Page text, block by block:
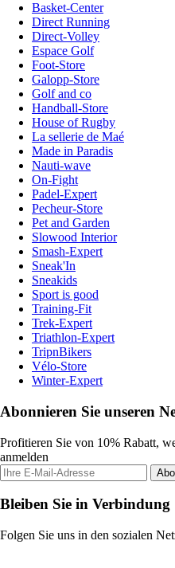
Basket-Center
Direct Running
Direct-Volley
Espace Golf
Foot-Store
Galopp-Store
Golf and co
Handball-Store
House of Rugby
La sellerie de Maé
Made in Paradis
Nauti-wave
On-Fight
Padel-Expert
Pecheur-Store
Pet and Garden
Slowood Interior
Smash-Expert
Sneak'In
Sneakids
Sport is good
Training-Fit
Trek-Expert
Triathlon-Expert
TripnBikers
Vélo-Store
Winter-Expert
Abonnieren Sie unseren
Profitieren Sie von 10% Rabatt,
anmelden
Bleiben Sie in Verbindung
Folgen Sie uns in den sozialen